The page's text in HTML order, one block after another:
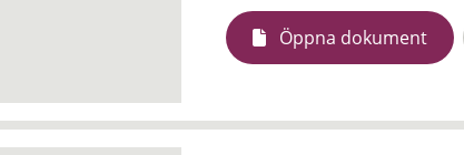
Öppna dokument